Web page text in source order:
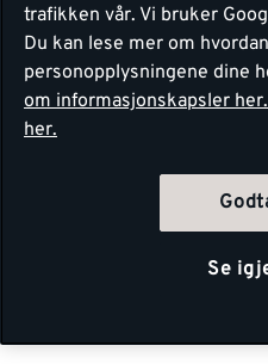
trafikken vår. Vi bruker
Du kan lese mer om
personopplysningene dine
om informasjonskapsler her.
her.
Se